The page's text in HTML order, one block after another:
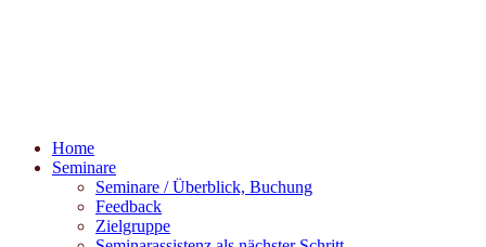
Home
Seminare
Seminare / Überblick, Buchung
Feedback
Zielgruppe